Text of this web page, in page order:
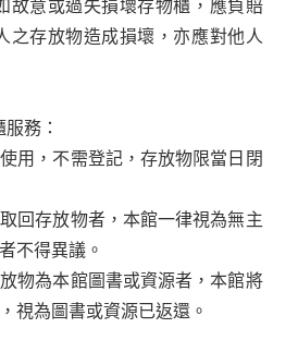
故意或過失損壞存物櫃，應負賠
之存放物造成損壞，亦應對他人
務：
用，不需登記，存放物限當日閉
回存放物者，本館一律視為無主
不得異議。
物為本館圖書或資源者，本館將
視為圖書或資源已返還。